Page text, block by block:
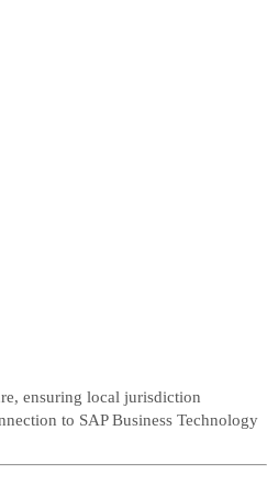
ensuring local jurisdiction
to SAP Business Technology